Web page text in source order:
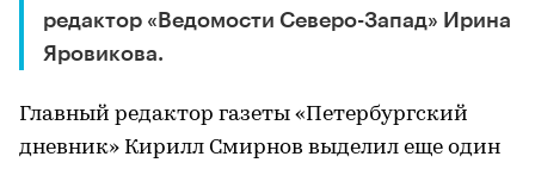
редактор «Ведомости Северо-Запад» Ирина
Яровикова.
Главный редактор газеты «Петербургский
дневник» Кирилл Смирнов выделил еще один